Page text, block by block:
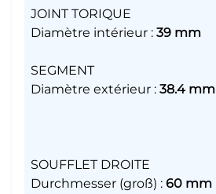
JOINT TORIQUE
Diamètre intérieur : 39 mm
SEGMENT
Diamètre extérieur : 38.4 mm
SOUFFLET DROITE
Durchmesser (groß) : 60 mm